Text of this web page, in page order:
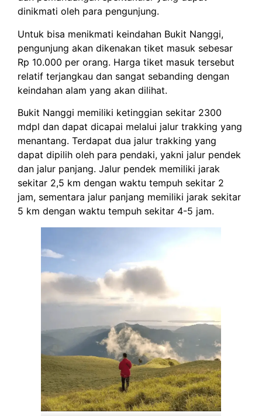
dinikmati oleh para pengunjung.
Untuk bisa menikmati keindahan Bukit Nanggi,
pengunjung akan dikenakan tiket masuk sebesar
Rp 10.000 per orang. Harga tiket masuk tersebut
relatif terjangkau dan sangat sebanding dengan
keindahan alam yang akan dilihat.
Bukit Nanggi memiliki ketinggian sekitar 2300
mdpl dan dapat dicapai melalui jalur trakking yang
menantang. Terdapat dua jalur trakking yang
dapat dipilih oleh para pendaki, yakni jalur pendek
dan jalur panjang. Jalur pendek memiliki jarak
sekitar 2,5 km dengan waktu tempuh sekitar 2
jam, sementara jalur panjang memiliki jarak sekitar
5 km dengan waktu tempuh sekitar 4-5 jam.